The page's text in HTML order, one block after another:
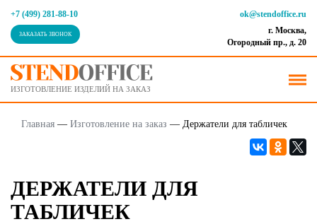
+7 (499) 281-88-10
ЗАКАЗАТЬ ЗВОНОК
ok@stendoffice.ru
г. Москва,
Огородный пр., д. 20
ИЗГОТОВЛЕНИЕ ИЗДЕЛИЙ НА ЗАКАЗ
Главная — Изготовление на заказ — Держатели для табличек
ДЕРЖАТЕЛИ ДЛЯ
ТАБЛИЧЕК